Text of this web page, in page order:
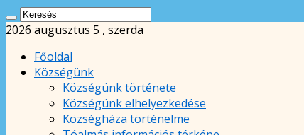
2026 augusztus 5 , szerda
Főoldal
Községünk
Községünk története
Községünk elhelyezkedése
Községháza történelme